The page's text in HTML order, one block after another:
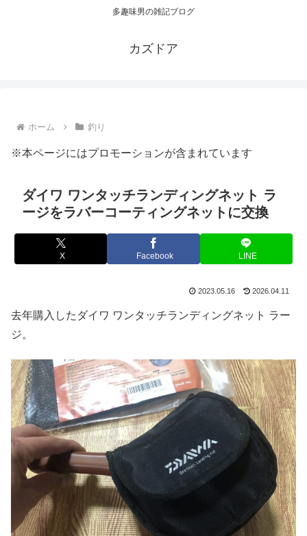
多趣味男の雑記ブログ
カズドア
ホーム 釣り
※本ページにはプロモーションが含まれています
ダイワ ワンタッチランディングネット ラ
ージをラバーコーティングネットに交換
X Facebook LINE
2023.05.16 2026.04.11
去年購入したダイワ ワンタッチランディングネット ラー
ジ。